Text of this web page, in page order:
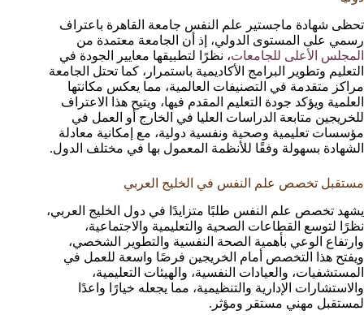
تحظى شهادة ماجستير علم النفس جامعة القاهرة باعتراف
رسمي على المستوى الدولي، إذ أن الجامعة معتمدة من
المجلس الأعلى للجامعات، نظرًا لتطبيقها معايير الجودة في
التعليم وتطوير البرامج الأكاديمية باستمرار، كما تحتل الجامعة
مراكز متقدمة في التصنيفات العالمية، مما يعكس مكانتها
العلمية ويؤكد جودة التعليم المقدم فيها، ويتيح هذا الاعتراف
للخريجين متابعة الدراسات العليا في الخارج أو العمل في
مؤسسات تعليمية وصحية ونفسية دولية، مع إمكانية معادلة
الشهادة بسهولة وفقًا للأنظمة المعمول بها في مختلف الدول.
مستقبل تخصص علم النفس في الخليج العربي
يشهد تخصص علم النفس طلبًا متزايدًا في دول الخليج العربي،
نظرًا لتوسع القطاعات الصحية والتعليمية والاجتماعية،
وارتفاع الوعي بأهمية الصحة النفسية والتطوير الشخصي،
ويفتح هذا التخصص أمام الخريجين فرصًا واسعة للعمل في
المستشفيات، والعيادات النفسية، والهيئات التعليمية،
والاستشارات الإدارية والتنظيمية، مما يجعله خيارًا واعدًا
لمستقبل مهني مستقر ومؤثر.